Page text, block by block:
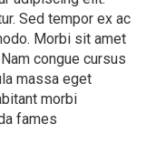
Sed tempor ex ac
Morbi sit amet
congue cursus
massa eget
morbi
fames